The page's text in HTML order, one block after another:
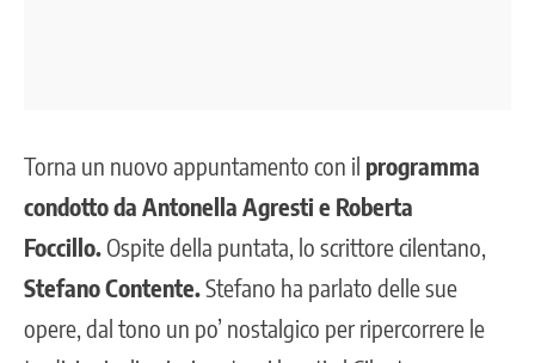
Torna un nuovo appuntamento con il programma
condotto da Antonella Agresti e Roberta
Foccillo.Ospite della puntata, lo scrittore cilentano,
Stefano Contente.Stefano ha parlato delle sue
opere, dal tono un po’ nostalgico per ripercorrere le